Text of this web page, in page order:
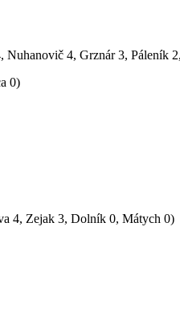
4, Grznár 3, Páleník
0)
4, Zejak 3, Dolník 0, Mátych 0)